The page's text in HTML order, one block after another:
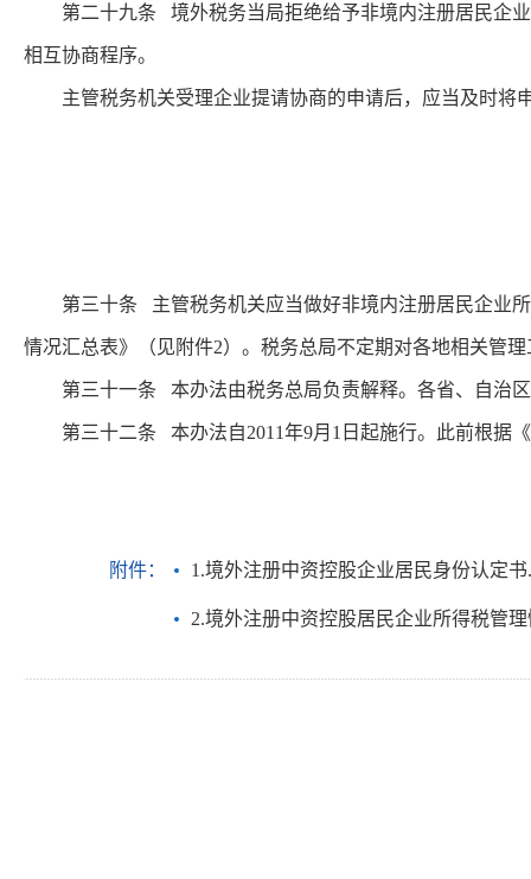
第二十九条 境外税务当局拒绝给予非境内注册居民企业
相互协商程序。
主管税务机关受理企业提请协商的申请后，应当及时将
第三十条 主管税务机关应当做好非境内注册居民企业所
情况汇总表》（见附件2）。税务总局不定期对各地相关管
第三十一条 本办法由税务总局负责解释。各省、自治区
第三十二条 本办法自2011年9月1日起施行。此前根据《
附件： 1.境外注册中资控股企业居民身份认定书
2.境外注册中资控股居民企业所得税管